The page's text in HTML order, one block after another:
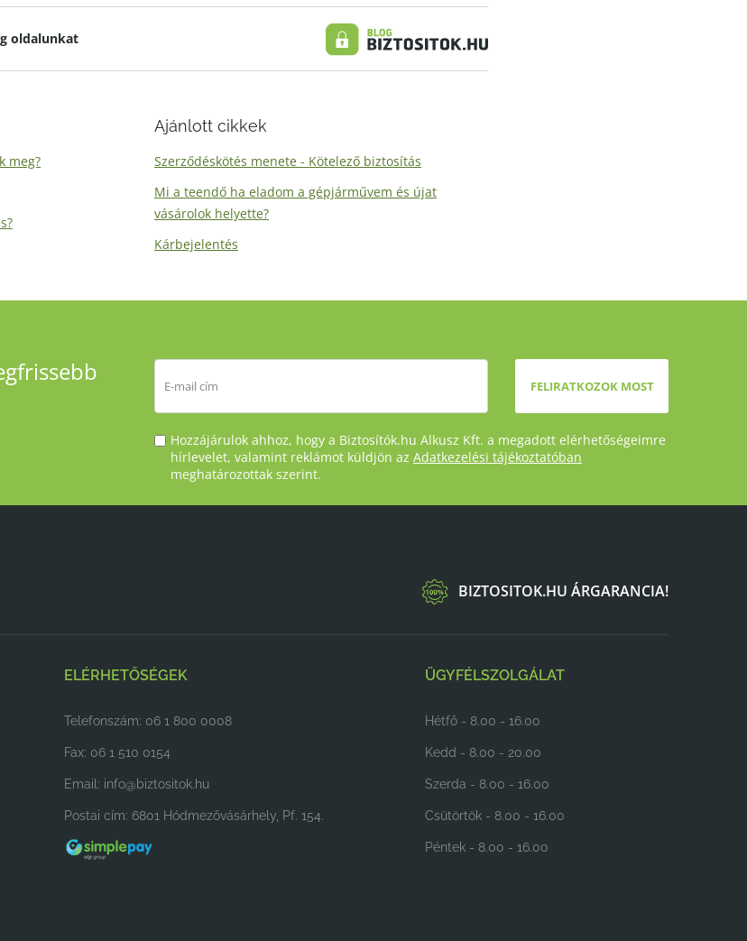
oldalunkat
meg?
Ajánlott cikkek
Szerződéskötés menete - Kötelező biztosítás
Mi a teendő ha eladom a gépjárművem és újat
vásárolok helyette?
Kárbejelentés
FELIRATKOZOK MOST
Hozzájárulok ahhoz, hogy a Biztosítók.hu Alkusz Kft. a megadott elérhetőségeimre
hírlevelet, valamint reklámot küldjön az Adatkezelési tájékoztatóban
meghatározottak szerint.
BIZTOSITOK.HU ÁRGARANCIA!
ELÉRHETŐSÉGEK
Telefonszám: 06 1 800 0008
Fax: 06 1 510 0154
Email: info@biztositok.hu
Postai cím: 6801 Hódmezővásárhely, Pf. 154.
ÜGYFÉLSZOLGÁLAT
Hétfő - 8.00 - 16.00
Kedd - 8.00 - 20.00
Szerda - 8.00 - 16.00
Csütörtök - 8.00 - 16.00
Péntek - 8.00 - 16.00